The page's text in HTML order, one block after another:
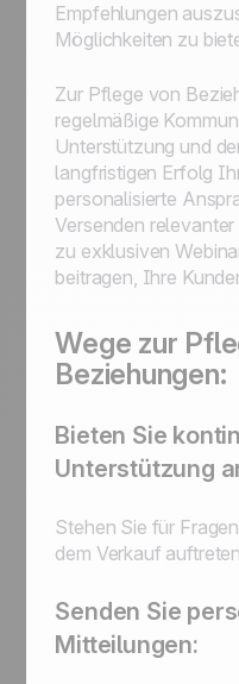
Empfehlungen
Möglichkeiten zu
Zur Pflege von
regelmäßige
Unterstützung und
langfristigen Erfolg
personalisierte
Versenden
zu exklusiven
beitragen, Ihre
Wege zur
Beziehungen:
Bieten Sie
Unterstützung
Stehen Sie für
dem Verkauf
Senden Sie
Mitteilungen: